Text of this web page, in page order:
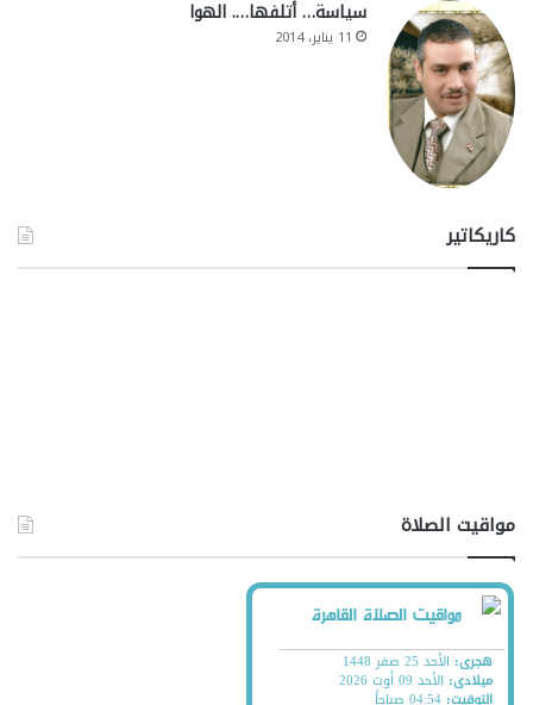
سياسة… أتلفها…. الهوا
11 يناير، 2014
كاريكاتير
مواقيت الصلاة